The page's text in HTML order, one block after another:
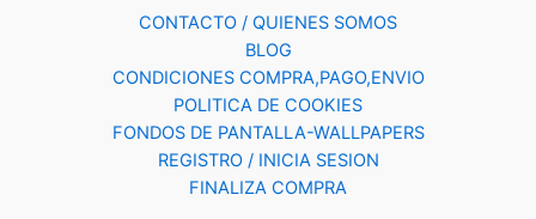
CONTACTO / QUIENES SOMOS
BLOG
CONDICIONES COMPRA,PAGO,ENVIO
POLITICA DE COOKIES
FONDOS DE PANTALLA-WALLPAPERS
REGISTRO / INICIA SESION
FINALIZA COMPRA